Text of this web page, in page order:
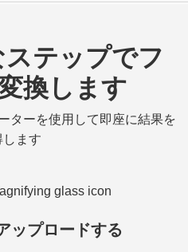
テップでフ
換します
ターを使用して即座に結果を
します
ップロードする